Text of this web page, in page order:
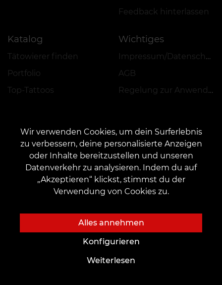
Feedback hinterlassen
Katalog
Tätowierer finden
Portfolio
Top-Tattoos
Wichtiges
Impressum/Datenschutz
AGB
Regelung zur Anwendung von Aktionen, Rabatten und VEAN COINS
KONTAKT
Kontaktieren Sie uns: customers@vean-tattoo.de
Zusammenarbeit: marketing.veantattoo@gmail.com
Rufen Sie uns an oder mailen Sie uns für eine kostenlose Beratung::
Wir verwenden Cookies, um dein Surferlebnis
zu verbessern, deine personalisierte Anzeigen
oder Inhalte bereitzustellen und unseren
Datenverkehr zu analysieren. Indem du auf
„Akzeptieren“ klickst, stimmst du der
Verwendung von Cookies zu.
Alles annehmen
Konfigurieren
Weiterlesen